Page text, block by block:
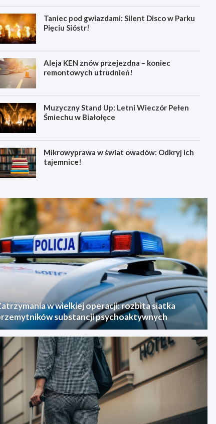
Taniec pod gwiazdami: Silent Disco w Parku
Pięciu Sióstr!
Aleja KEN znów przejezdna – koniec
remontowych utrudnień!
Muzyczny Stand Up: Letni Wieczór Pełen
Śmiechu w Białołęce
Mikrowyprawa w świat owadów: Odkryj ich
tajemnice!
w wielkiej operacji: rozbita siatka
substancji psychoaktywnych